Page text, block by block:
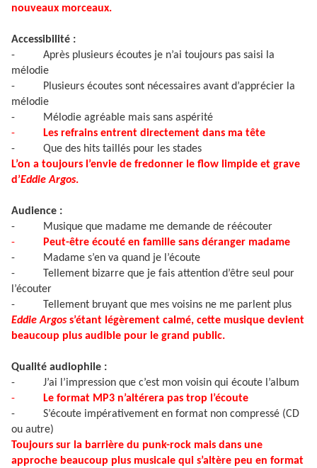
nouveaux morceaux.
Accessibilité :
-
Après plusieurs écoutes je n’ai toujours pas saisi la
mélodie
-
Plusieurs écoutes sont nécessaires avant d’apprécier la
mélodie
-
Mélodie agréable mais sans aspérité
-
Les refrains entrent directement dans ma tête
-
Que des hits taillés pour les stades
L’on a toujours l’envie de fredonner le flow limpide et grave
d’Eddie Argos.
Audience :
-
Musique que madame me demande de réécouter
-
Peut-être écouté en famille sans déranger madame
-
Madame s’en va quand je l’écoute
-
Tellement bizarre que je fais attention d’être seul pour
l’écouter
-
Tellement bruyant que mes voisins ne me parlent plus
Eddie Argoss’étant légèrement calmé, cette musique devient
beaucoup plus audible pour le grand public.
Qualité audiophile :
-
J’ai l’impression que c’est mon voisin qui écoute l’album
-
Le format MP3 n’altérera pas trop l’écoute
-
S’écoute impérativement en format non compressé (CD
ou autre)
Toujours sur la barrière du punk-rock mais dans une
approche beaucoup plus musicale qui s’altère peu en format